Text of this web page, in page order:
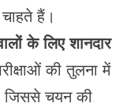
हैं।
के लिए शानदार
की तुलना में
जिससे चयन की